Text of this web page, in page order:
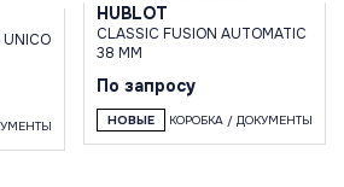
UNICO
HUBLOT
CLASSIC FUSION AUTOMATIC
38 MM
По запросу
НОВЫЕ КОРОБКА / ДОКУМЕНТЫ